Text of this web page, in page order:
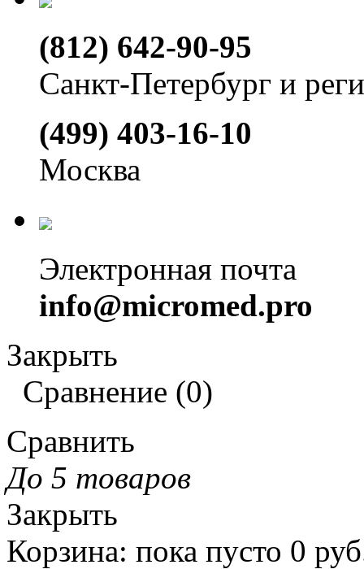
(812) 642-90-95
Санкт-Петербург и
(499) 403-16-10
Москва
Электронная почта
info@micromed.pro
Закрыть
Сравнение (0)
Сравнить
До 5 товаров
Закрыть
Корзина: пока пусто 0